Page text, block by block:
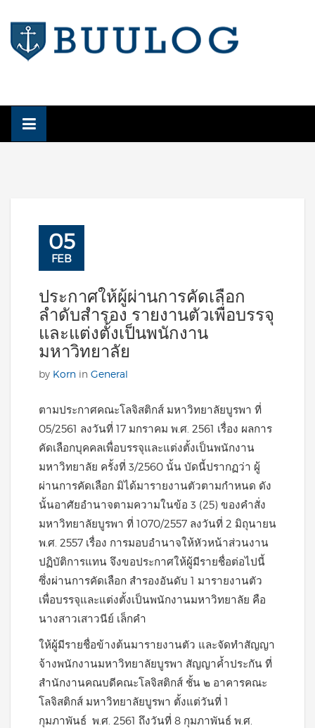
content
05
FEB
ประกาศให้ผู้ผ่านการคัดเลือก
ลำดับสำรอง รายงานตัวเพื่อบรรจุ
และแต่งตั้งเป็นพนักงาน
มหาวิทยาลัย
by Korn in General
ตามประกาศคณะโลจิสติกส์ มหาวิทยาลัยบูรพา ที่
05/2561 ลงวันที่ 17 มกราคม พ.ศ. 2561 เรื่อง ผลการ
คัดเลือกบุคคลเพื่อบรรจุและแต่งตั้งเป็นพนักงาน
มหาวิทยาลัย ครั้งที่ 3/2560 นั้น บัดนี้ปรากฏว่า ผู้
ผ่านการคัดเลือก มิได้มารายงานตัวตามกำหนด ดัง
นั้นอาศัยอำนาจตามความในข้อ 3 (25) ของคำสั่ง
มหาวิทยาลัยบูรพา ที่ 1070/2557 ลงวันที่ 2 มิถุนายน
พ.ศ. 2557 เรื่อง การมอบอำนาจให้หัวหน้าส่วนงาน
ปฏิบัติการแทน จึงขอประกาศให้ผู้มีรายชื่อต่อไปนี้
ซึ่งผ่านการคัดเลือก สำรองอันดับ 1 มารายงานตัว
เพื่อบรรจุและแต่งตั้งเป็นพนักงานมหาวิทยาลัย คือ
นางสาวเสาวนีย์ เล็กคำ
ให้ผู้มีรายชื่อข้างต้นมารายงานตัว และจัดทำสัญญา
จ้างพนักงานมหาวิทยาลัยบูรพา สัญญาค้ำประกัน ที่
สำนักงานคณบดีคณะโลจิสติกส์ ชั้น ๒ อาคารคณะ
โลจิสติกส์ มหาวิทยาลัยบูรพา ตั้งแต่วันที่ 1
กุมภาพันธ์ พ.ศ. 2561 ถึงวันที่ 8 กุมภาพันธ์ พ.ศ.